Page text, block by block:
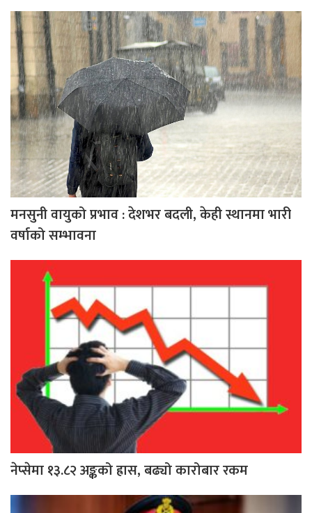
मनसुनी वायुको प्रभाव : देशभर बदली, केही स्थानमा भारी
वर्षाको सम्भावना
नेप्सेमा १३.८२ अङ्कको ह्रास, बढ्यो कारोबार रकम